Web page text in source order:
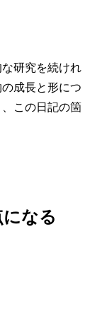
研究を続けれ
成長と形につ
この日記の箇
なる